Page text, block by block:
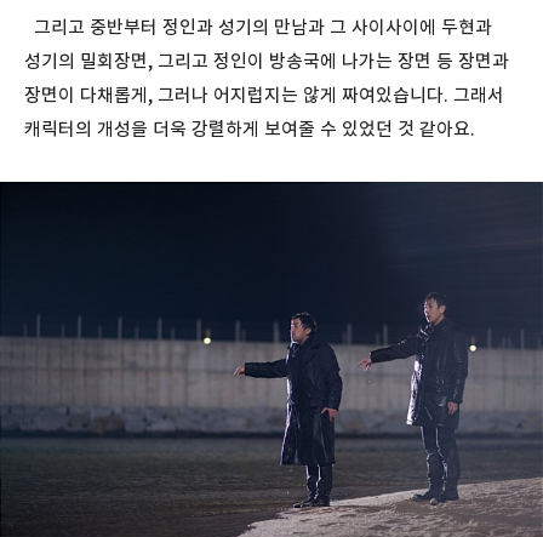
그리고 중반부터 정인과 성기의 만남과 그 사이사이에 두현과
성기의 밀회장면, 그리고 정인이 방송국에 나가는 장면 등 장면과
장면이 다채롭게, 그러나 어지럽지는 않게 짜여있습니다. 그래서
캐릭터의 개성을 더욱 강렬하게 보여줄 수 있었던 것 같아요.